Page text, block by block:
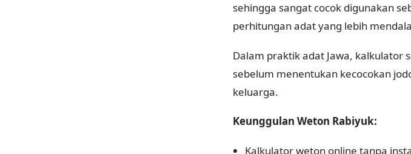
sehingga sangat cocok digunakan
perhitungan adat yang lebih
Dalam praktik adat Jawa, kalkulator
sebelum menentukan kecocokan
keluarga.
Keunggulan Weton Rabiyuk:
Kalkulator weton online tanpa